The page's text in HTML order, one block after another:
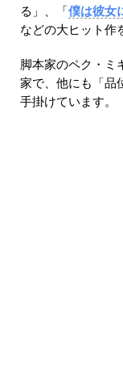
る」、「 僕は彼女
などの大ヒット作
脚本家のペク・ミ
家で、他にも「品
手掛けています。